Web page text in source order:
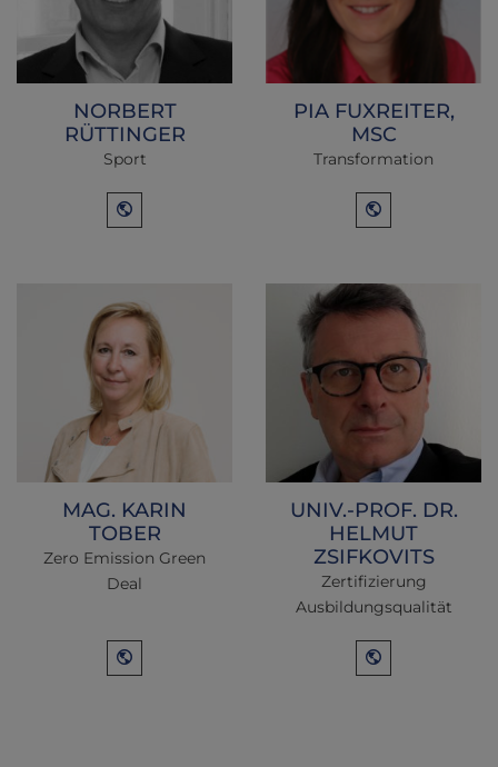
NORBERT
RÜTTINGER
Sport
PIA FUXREITER,
MSC
Transformation
MAG. KARIN
TOBER
Zero Emission Green
Deal
UNIV.-PROF. DR.
HELMUT
ZSIFKOVITS
Zertifizierung
Ausbildungsqualität